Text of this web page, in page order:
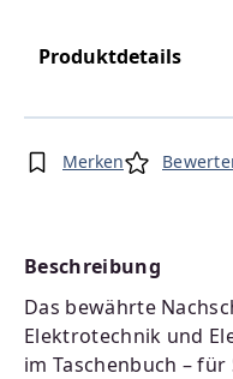
Produktdetails
Merken
Beschreibung
Das bewährte
Elektrotechnik und
im Taschenbuch –